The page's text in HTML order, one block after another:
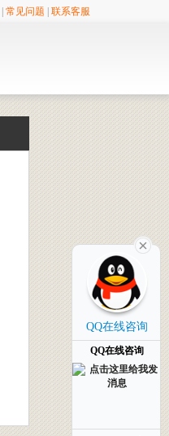
常见问题 联系客服
QQ在线咨询
QQ在线咨询